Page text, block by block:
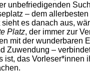
unbefriedigenden
– dem
es danach aus,
Platz, der immer zur
mit der wunderbaren
Zuwendung –
ist, das Vorleser*innen